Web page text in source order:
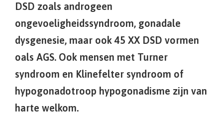
DSD zoals androgeen
ongevoeligheidssyndroom, gonadale
dysgenesie, maar ook 45 XX DSD vormen
oals AGS. Ook mensen met Turner
syndroom en Klinefelter syndroom of
hypogonadotroop hypogonadisme zijn van
harte welkom.